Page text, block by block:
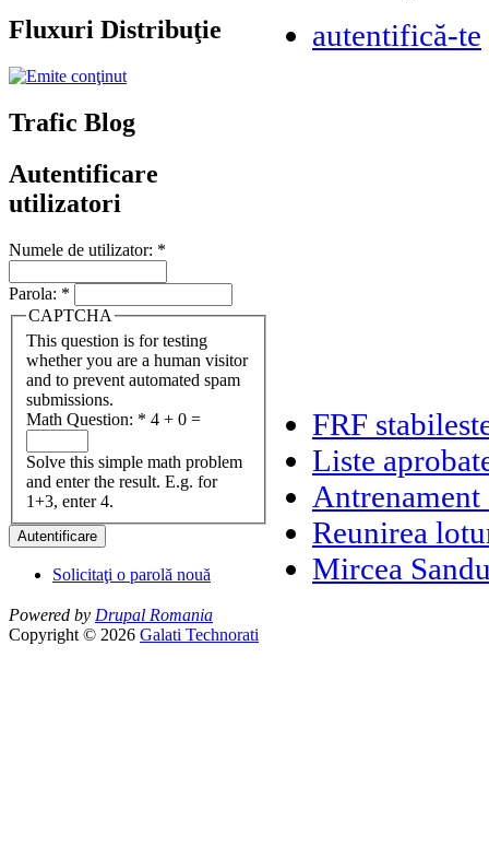
Fluxuri Distribuţie
Trafic Blog
Autentificare
utilizatori
Numele de utilizator: *
Parola: *
CAPTCHA
This question is for testing
whether you are a human visitor
and to prevent automated spam
submissions.
Math Question: * 4 + 0 =
Solve this simple math problem
and enter the result. E.g. for
1+3, enter 4.
Solicitaţi o parolă nouă
autentifică-te
FRF
Liste
Reunirea
Mircea
Powered by Drupal Romania
Copyright © 2026 Galati Technorati